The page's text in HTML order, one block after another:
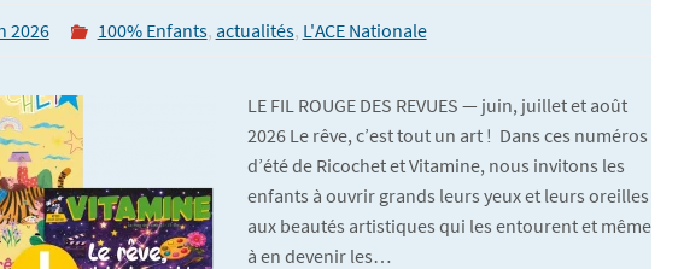
2026 100% Enfants, actualités, L'ACE Nationale
LE FIL ROUGE DES REVUES — juin, juillet et août
2026 Le rêve, c’est tout un art ! Dans ces numéros
d’été de Ricochet et Vitamine, nous invitons les
enfants à ouvrir grands leurs yeux et leurs oreilles
aux beautés artistiques qui les entourent et même
à en devenir les…